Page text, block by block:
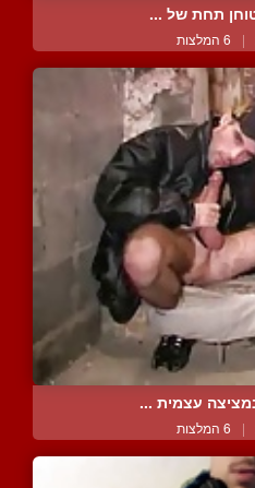
טוחן תחת של ...
| 6 המלצות
עצמית ...
| 6 המלצות